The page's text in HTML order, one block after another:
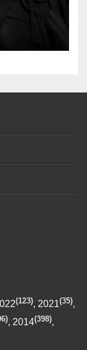
(123), 2021(35),
, 2014(398),